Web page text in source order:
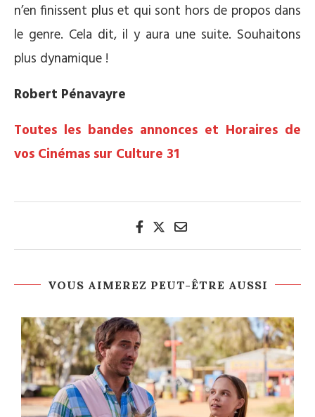
n’en finissent plus et qui sont hors de propos dans
le genre. Cela dit, il y aura une suite. Souhaitons
plus dynamique !
Robert Pénavayre
Toutes les bandes annonces et Horaires de
vos Cinémas sur Culture 31
VOUS AIMEREZ PEUT-ÊTRE AUSSI